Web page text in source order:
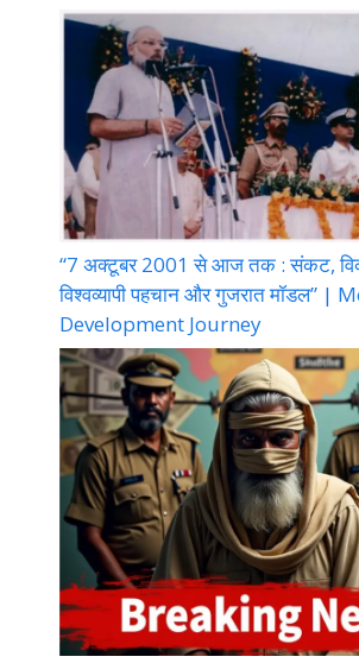
“7 अक्टूबर 2001 से आज तक : संकट,
विश्वव्यापी पहचान और गुजरात मॉडल”
Development Journey